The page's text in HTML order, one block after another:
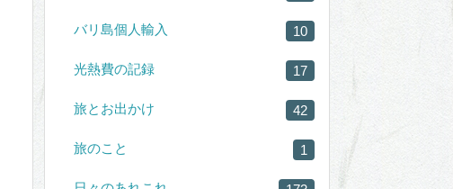
バリ島個人輸入 10
光熱費の記録 17
旅とお出かけ 42
旅のこと 1